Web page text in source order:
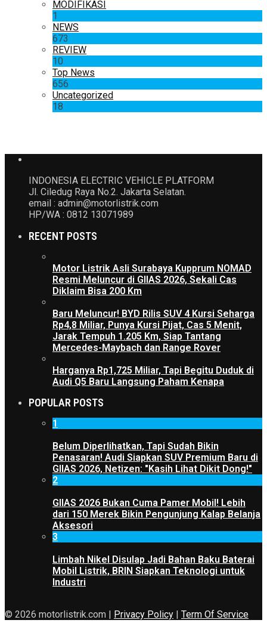
MODIFIKASI
1
NEWS
673
REVIEW
10
Top News
656
Uncategorized
18
INDONESIA ELECTRIC VEHICLE PLATFORM
Jl. Ciledug Raya No.2. Jakarta Selatan.
email : admin@motorlistrik.com
HP/WA : 0812 13071989
RECENT POSTS
Motor Listrik Asli Surabaya Kupprum NOMAD
Resmi Meluncur di GIIAS 2026, Sekali Cas
Diklaim Bisa 200 Km
Baru Meluncur! BYD Rilis SUV 4 Kursi Seharga
Rp4,8 Miliar, Punya Kursi Pijat, Cas 5 Menit,
Jarak Tempuh 1.205 Km, Siap Tantang
Mercedes-Maybach dan Range Rover
Harganya Rp1,725 Miliar, Tapi Begitu Duduk di
Audi Q5 Baru Langsung Paham Kenapa
POPULAR POSTS
1
Belum Diperlihatkan, Tapi Sudah Bikin
Penasaran! Audi Siapkan SUV Premium Baru di
GIIAS 2026, Netizen: "Kasih Lihat Dikit Dong!"
2
GIIAS 2026 Bukan Cuma Pamer Mobil! Lebih
dari 150 Merek Bikin Pengunjung Kalap Belanja
Aksesori
3
Limbah Nikel Disulap Jadi Bahan Baku Baterai
Mobil Listrik, BRIN Siapkan Teknologi untuk
Industri
© 2026 motorlistrik.com | Privacy Policy | Term Of Service